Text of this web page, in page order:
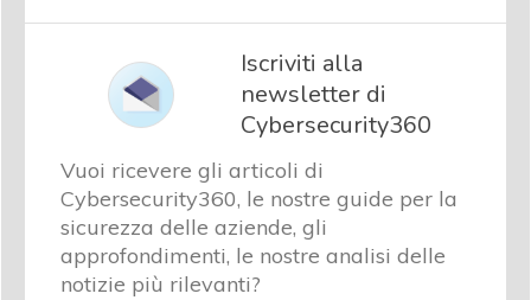
Iscriviti alla
newsletter di
Cybersecurity360
Vuoi ricevere gli articoli di
Cybersecurity360, le nostre guide per la
sicurezza delle aziende, gli
approfondimenti, le nostre analisi delle
notizie più rilevanti?